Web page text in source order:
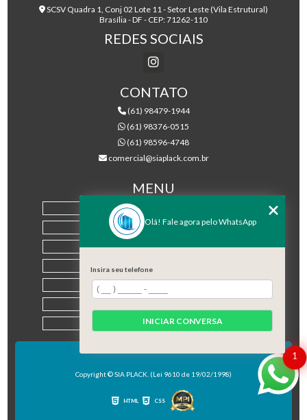
SCSV Quadra 1, Conj 02 Lote 11 - Setor Leste (Vila Estrutural)
Brasília - DF - CEP: 71262-110
REDES SOCIAIS
CONTATO
(61) 98479-1944
(61) 98376-0515
(61) 98596-4748
comercial@siaplack.com.br
MENU
EMPRESA
PRODUTOS
MAPA DO SITE
Copyright © SIA PLACK. (Lei 9610 de 19/02/1998)
HTML CSS
1
Olá! Fale agora pelo WhatsApp
Insira seu telefone
INICIAR CONVERSA